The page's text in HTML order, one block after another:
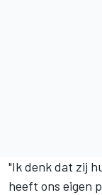
"Ik denk dat zij
heeft ons eigen